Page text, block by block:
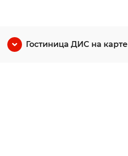
Гостиница ДИС на карте